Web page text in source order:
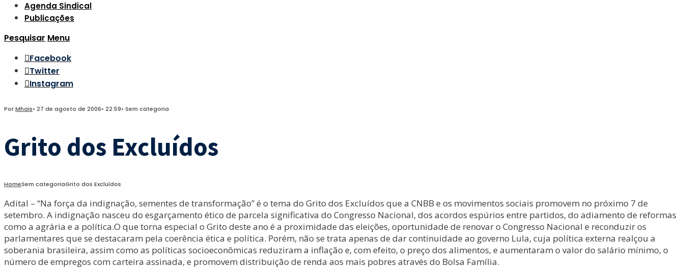
Agenda Sindical
Publicações
Pesquisar Menu
Facebook
Twitter
Instagram
PorMhais• 27 de agosto de 2006• 22:59• Sem categoria
Grito dos Excluídos
HomeSem categoriaGrito dos Excluídos
Adital – “Na força da indignação, sementes de transformação” é o tema do Grito dos Excluídos que a CNBB e os movimentos sociais promovem no próximo 7 de
setembro. A indignação nasceu do esgarçamento ético de parcela significativa do Congresso Nacional, dos acordos espúrios entre partidos, do adiamento de reformas
como a agrária e a política.O que torna especial o Grito deste ano é a proximidade das eleições, oportunidade de renovar o Congresso Nacional e reconduzir os
parlamentares que se destacaram pela coerência ética e política. Porém, não se trata apenas de dar continuidade ao governo Lula, cuja política externa realçou a
soberania brasileira, assim como as políticas socioeconômicas reduziram a inflação e, com efeito, o preço dos alimentos, e aumentaram o valor do salário mínimo, o
número de empregos com carteira assinada, e promovem distribuição de renda aos mais pobres através do Bolsa Família.